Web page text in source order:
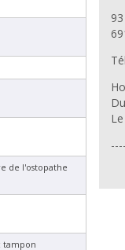
de l'ostopathe
tampon